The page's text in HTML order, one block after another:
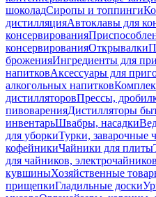
шоколадСиропы и топпинги
дистилляцияАвтоклавы для
консервирования
консервированияОткрывалки
броженияИнгредиенты для
напитковАксессуары для
алкогольных напитков
дистилляторовПрессы,
пивоваренияДистилляторы
инвентарьШвабры, насадки
для уборкиТурки, заварочные
кофейникиЧайники для плиты
для чайников, электрочайников
кувшиныХозяйственные
прищепкиГладильные доски